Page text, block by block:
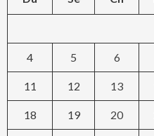
4 5 6
11 12 13
18 19 20